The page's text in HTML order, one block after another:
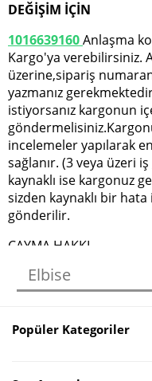
DEĞİŞİM İÇİN
1016639160Anlaşma
Kargo'ya verebilirsiniz.
üzerine,sipariş
yazmanız
istiyorsanız kargonun
incelemeler yapılarak
sağlanır. (3 veya üzeri
kaynaklı ise kargonuz
sizden kaynaklı bir
gönderilir.
CAYMA HAKKI
Mesafeli Sözleşmeler
göre, müşteri, "Ürünü
gün içerisinde hiçbir
gerekçe
cayma hakkına
Popüler Kategoriler